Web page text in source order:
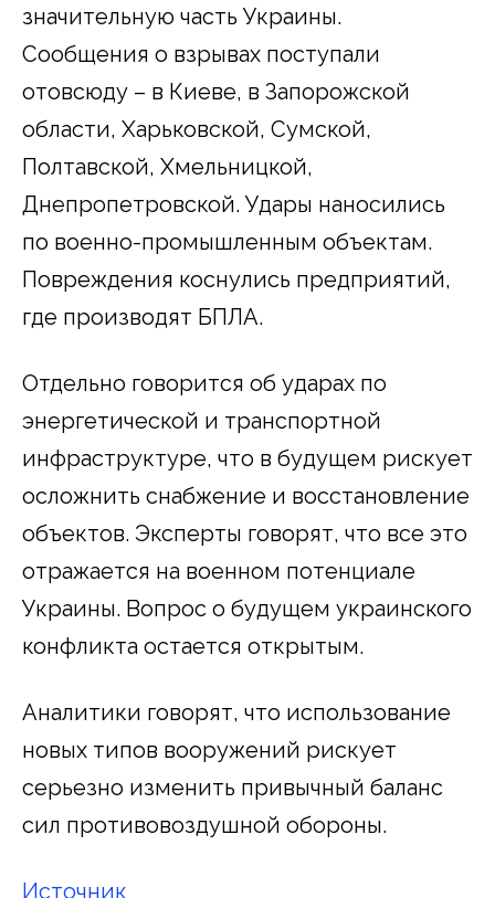
значительную часть Украины.
Сообщения о взрывах поступали
отовсюду – в Киеве, в Запорожской
области, Харьковской, Сумской,
Полтавской, Хмельницкой,
Днепропетровской. Удары наносились
по военно-промышленным объектам.
Повреждения коснулись предприятий,
где производят БПЛА.
Отдельно говорится об ударах по
энергетической и транспортной
инфраструктуре, что в будущем рискует
осложнить снабжение и восстановление
объектов. Эксперты говорят, что все это
отражается на военном потенциале
Украины. Вопрос о будущем украинского
конфликта остается открытым.
Аналитики говорят, что использование
новых типов вооружений рискует
серьезно изменить привычный баланс
сил противовоздушной обороны.
Источник